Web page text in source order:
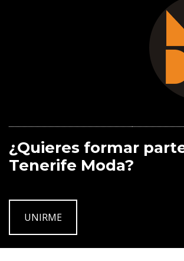
¿Quieres formar
Tenerife Moda?
UNIRME